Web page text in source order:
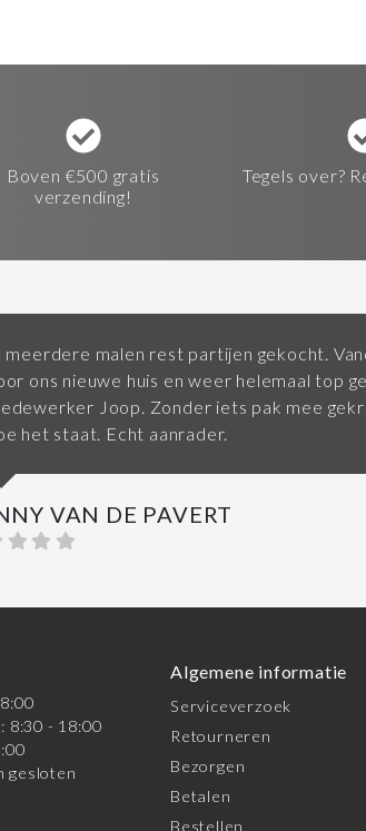
Boven €500 gratis
verzending!
Tegels over?
meerdere malen rest partijen gekocht.
ons nieuwe huis en weer helemaal top
Joop. Zonder iets pak mee
het staat. Echt aanrader.
VAN DE PAVERT
8:30 - 18:00
gesloten
Algemene informatie
Serviceverzoek
Retourneren
Bezorgen
Betalen
Bestellen